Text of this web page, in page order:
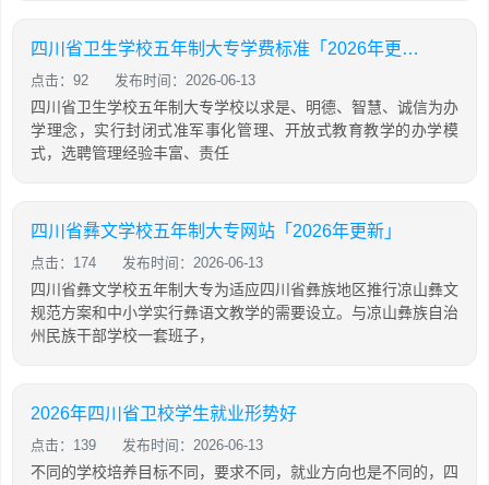
四川省卫生学校五年制大专学费标准「2026年更新」
点击：92 发布时间：2026-06-13
四川省卫生学校五年制大专学校以求是、明德、智慧、诚信为办
学理念，实行封闭式准军事化管理、开放式教育教学的办学模
式，选聘管理经验丰富、责任
四川省彝文学校五年制大专网站「2026年更新」
点击：174 发布时间：2026-06-13
四川省彝文学校五年制大专为适应四川省彝族地区推行凉山彝文
规范方案和中小学实行彝语文教学的需要设立。与凉山彝族自治
州民族干部学校一套班子，
2026年四川省卫校学生就业形势好
点击：139 发布时间：2026-06-13
不同的学校培养目标不同，要求不同，就业方向也是不同的，四